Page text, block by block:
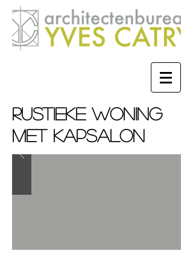
RUSTIEKE WONING
MET KAPSALON